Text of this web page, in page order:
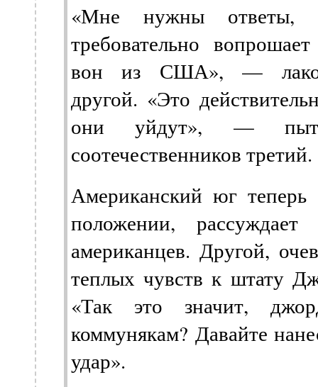
«Мне нужны ответы,
требовательно
вон из США», —
другой. «Это
они уйдут», —
соотечественников третий.
Американский юг теперь
положении,
американцев. Другой,
теплых чувств к штату
«Так это значит,
коммунякам? Давайте
удар».